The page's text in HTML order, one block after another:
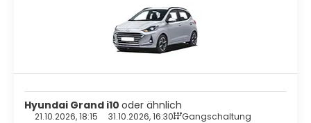
Hyundai Grand i10 oder ähnlich
21.10.2026, 18:15 31.10.2026, 16:30 Gangschaltung